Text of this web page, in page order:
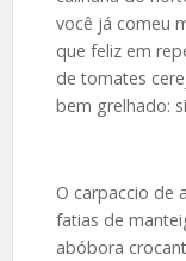
você já comeu
que feliz em
de tomates
bem grelhado:
O carpaccio de
fatias de
abóbora